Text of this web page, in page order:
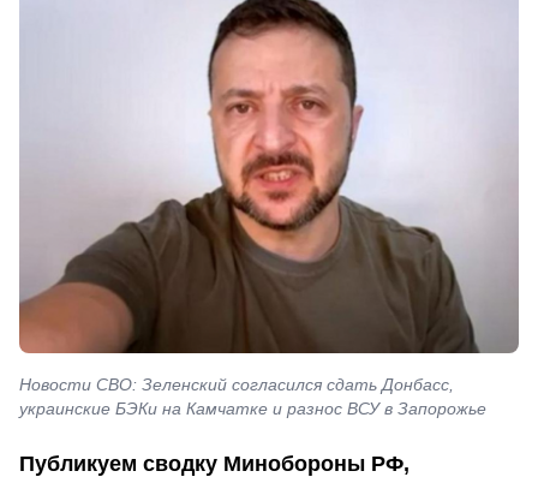
Новости СВО: Зеленский согласился сдать Донбасс,
украинские БЭКи на Камчатке и разнос ВСУ в Запорожье
Публикуем сводку Минобороны РФ,